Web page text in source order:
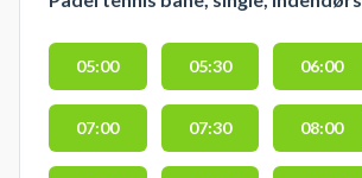
05:00 05:30 06:00
07:00 07:30 08:00